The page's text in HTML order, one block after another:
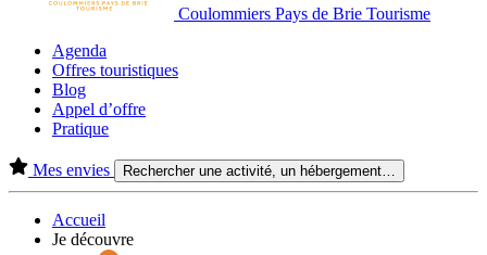
Coulommiers Pays de Brie Tourisme
Agenda
Offres touristiques
Blog
Appel d’offre
Pratique
Mes envies Rechercher une activité, un hébergement…
Accueil
Je découvre